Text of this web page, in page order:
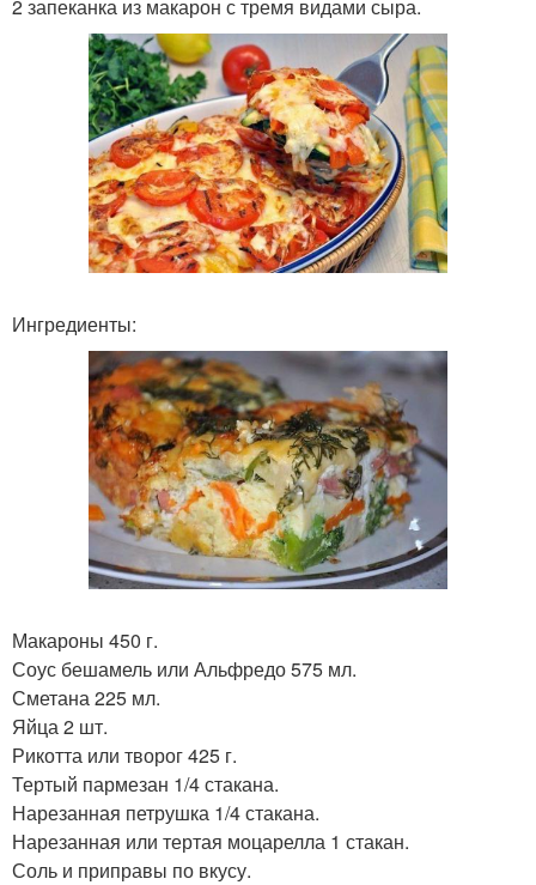
2 запеканка из макарон с тремя видами сыра.
Ингредиенты:
Макароны 450 г.
Соус бешамель или Альфредо 575 мл.
Сметана 225 мл.
Яйца 2 шт.
Рикотта или творог 425 г.
Тертый пармезан 1/4 стакана.
Нарезанная петрушка 1/4 стакана.
Нарезанная или тертая моцарелла 1 стакан.
Соль и приправы по вкусу.